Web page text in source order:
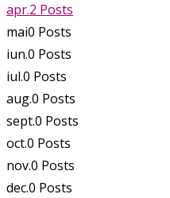
apr.2 Posts
mai0 Posts
iun.0 Posts
iul.0 Posts
aug.0 Posts
sept.0 Posts
oct.0 Posts
nov.0 Posts
dec.0 Posts